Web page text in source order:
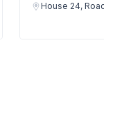
House 24, Road